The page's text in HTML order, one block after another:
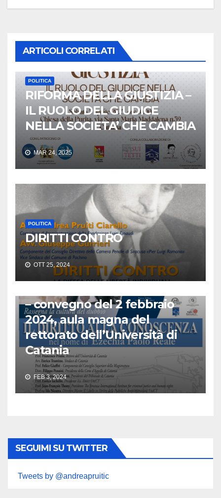
ARTICOLI CORRELATI
POLITICA
RIFORMA DELLA GIUSTIZIA –
IL RUOLO DEL GIUDICE
NELLA SOCIETA’ CHE CAMBIA
MAR 24, 2025
POLITICA
DIRITTI CONTRO
OTT 25, 2024
FONDAZIONE PICCOLO POLITICA RADIO RADICALE
Il Diritto alla Conoscenza nel
– convegno del 2 febbraio
2024, aula magna del
rettorato dell’Università di
Catania
FEB 3, 2024
SEGUIMI SU TWITTER
Tweets by @andreapruitic